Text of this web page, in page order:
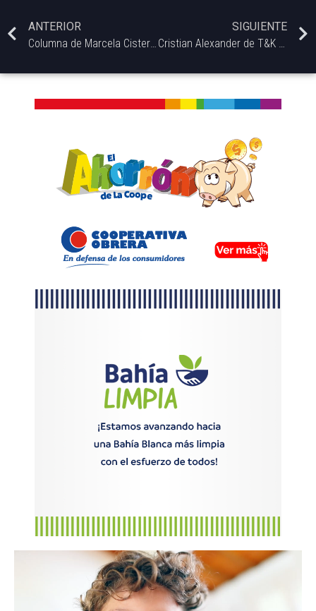
ANTERIOR
SIGUIENTE